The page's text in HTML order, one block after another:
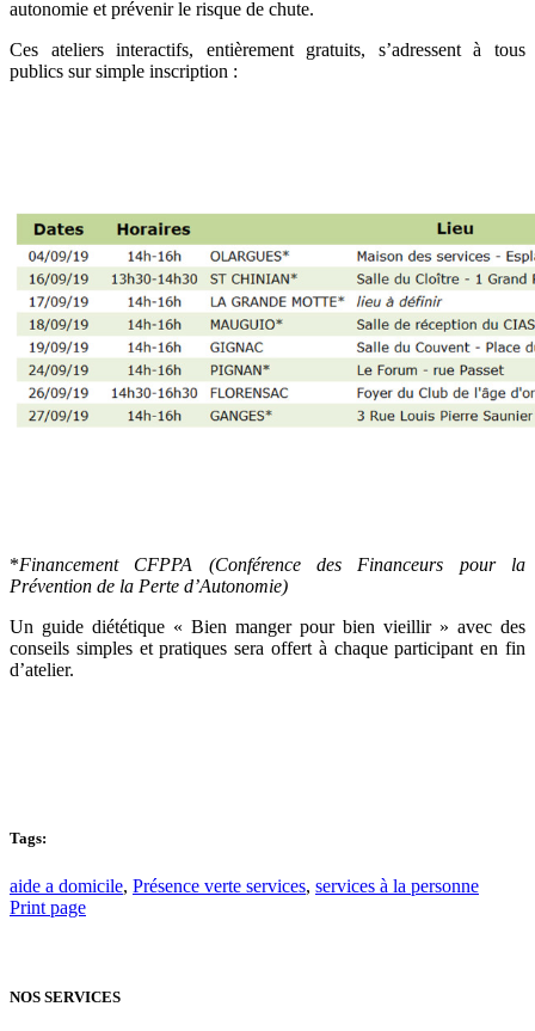
autonomie et prévenir le risque de chute.
Ces ateliers interactifs, entièrement gratuits, s’adressent à tous
publics sur simple inscription :
*Financement CFPPA (Conférence des Financeurs pour la
Prévention de la Perte d’Autonomie)
Un guide diététique « Bien manger pour bien vieillir » avec des
conseils simples et pratiques sera offert à chaque participant en fin
d’atelier.
Tags:
aide a domicile, Présence verte services, services à la personne
Print page
NOS SERVICES